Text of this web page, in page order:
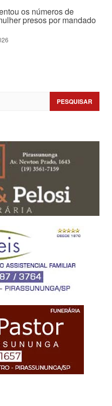
os números de
presos por mandado